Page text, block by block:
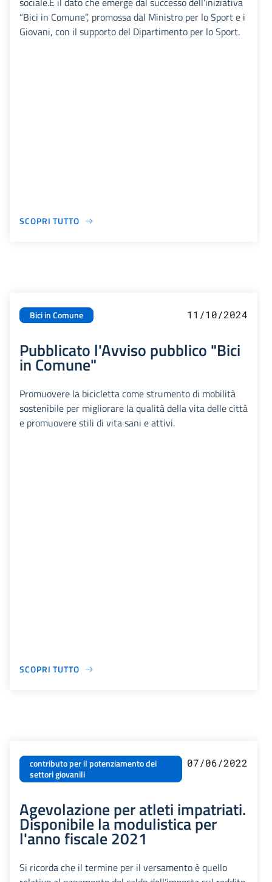
“Bici in Comune”, promossa dal Ministro per lo Sport e i
Giovani, con il supporto del Dipartimento per lo Sport.
SCOPRI TUTTO
Bici in Comune 11/10/2024
Pubblicato l'Avviso pubblico "Bici
in Comune"
Promuovere la bicicletta come strumento di mobilità
sostenibile per migliorare la qualità della vita delle città
e promuovere stili di vita sani e attivi.
SCOPRI TUTTO
contributo per il potenziamento dei
settori giovanili
07/06/2022
Agevolazione per atleti impatriati.
Disponibile la modulistica per
l'anno fiscale 2021
Si ricorda che il termine per il versamento è quello